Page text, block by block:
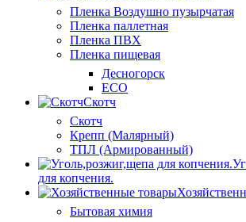
Пленка Воздушно пузырчатая
Пленка паллетная
Пленка ПВХ
Пленка пищевая
Десногорск
ECO
Скотч
Скотч
Крепп (Малярный)
ТПЛ (Армированный)
для копчения.
Бытовая химия